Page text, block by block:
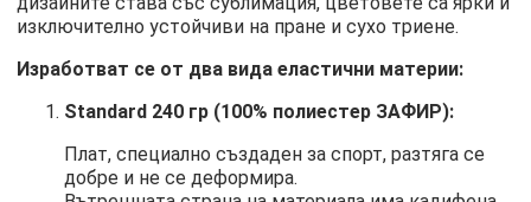
изключително устойчиви на пране и сухо триене.
Изработват се от два вида еластични материи:
Standard 240 гр (100% полиестер ЗАФИР):
Плат, специално създаден за спорт, разтяга се
добре и не се деформира.